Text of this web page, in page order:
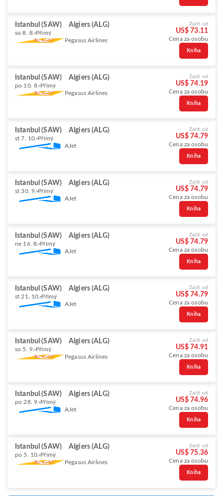
Istanbul (SAW) Algiers (ALG)
so 8. 8. Přímý
Pegasus Airlines
Začít od
US$ 73.11
Cena za osobu
Kniha
Istanbul (SAW) Algiers (ALG)
po 10. 8. Přímý
Pegasus Airlines
Začít od
US$ 74.19
Cena za osobu
Kniha
Istanbul (SAW) Algiers (ALG)
st 7. 10. Přímý
AJet
Začít od
US$ 74.79
Cena za osobu
Kniha
Istanbul (SAW) Algiers (ALG)
st 30. 9. Přímý
AJet
Začít od
US$ 74.79
Cena za osobu
Kniha
Istanbul (SAW) Algiers (ALG)
ne 16. 8. Přímý
AJet
Začít od
US$ 74.79
Cena za osobu
Kniha
Istanbul (SAW) Algiers (ALG)
st 21. 10. Přímý
AJet
Začít od
US$ 74.79
Cena za osobu
Kniha
Istanbul (SAW) Algiers (ALG)
so 5. 9. Přímý
Pegasus Airlines
Začít od
US$ 74.91
Cena za osobu
Kniha
Istanbul (SAW) Algiers (ALG)
po 28. 9. Přímý
AJet
Začít od
US$ 74.96
Cena za osobu
Kniha
Istanbul (SAW) Algiers (ALG)
po 5. 10. Přímý
Pegasus Airlines
Začít od
US$ 75.36
Cena za osobu
Kniha